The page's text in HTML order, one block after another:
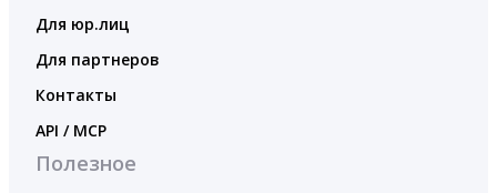
Для юр.лиц
Для партнеров
Контакты
API / MCP
Полезное